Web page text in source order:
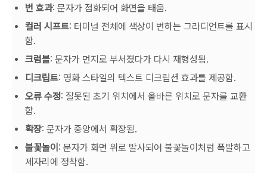
번 효과: 문자가 점화되어 화면을 태움.
컬러 시프트: 터미널 전체에 색상이 변하는 그라디언트를 표시
함.
크럼블: 문자가 먼지로 부서졌다가 다시 재형성됨.
디크립트: 영화 스타일의 텍스트 디크립션 효과를 제공함.
오류 수정: 잘못된 초기 위치에서 올바른 위치로 문자를 교환
함.
확장: 문자가 중앙에서 확장됨.
불꽃놀이 : 문자가 화면 위로 발사되어 불꽃놀이처럼 폭발하고
제자리에 정착함.